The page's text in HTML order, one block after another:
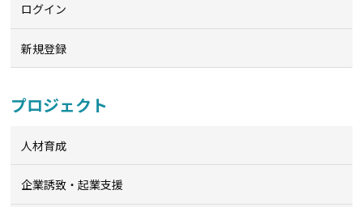
ログイン
新規登録
プロジェクト
人材育成
企業誘致・起業支援